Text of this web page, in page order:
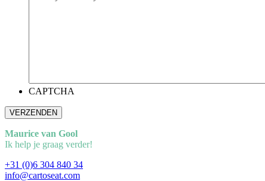
CAPTCHA
Maurice van Gool
Ik help je graag verder!
+31 (0)6 304 840 34
info@cartoseat.com